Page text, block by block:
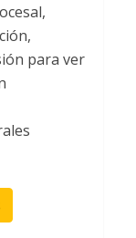
para ver